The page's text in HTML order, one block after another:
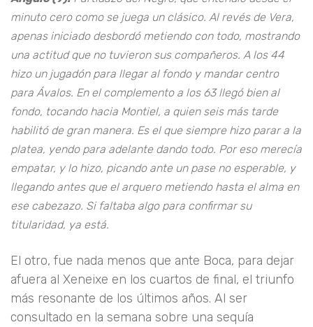
minuto cero como se juega un clásico. Al revés de Vera,
apenas iniciado desbordó metiendo con todo, mostrando
una actitud que no tuvieron sus compañeros. A los 44
hizo un jugadón para llegar al fondo y mandar centro
para Ávalos. En el complemento a los 63 llegó bien al
fondo, tocando hacia Montiel, a quien seis más tarde
habilitó de gran manera. Es el que siempre hizo parar a la
platea, yendo para adelante dando todo. Por eso merecía
empatar, y lo hizo, picando ante un pase no esperable, y
llegando antes que el arquero metiendo hasta el alma en
ese cabezazo. Si faltaba algo para confirmar su
titularidad, ya está.
El otro, fue nada menos que ante Boca, para dejar
afuera al Xeneixe en los cuartos de final, el triunfo
más resonante de los últimos años. Al ser
consultado en la semana sobre una sequía